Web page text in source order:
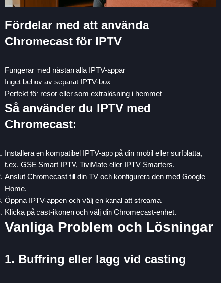
Fördelar med att använda
Chromecast för IPTV
Fungerar med nästan alla IPTV-appar
Inget behov av separat IPTV-box
Perfekt för resor eller som extralösning i hemmet
Så använder du IPTV med
Chromecast:
Installera en kompatibel IPTV-app på din mobil eller surfplatta,
t.ex. GSE Smart IPTV, TiviMate eller IPTV Smarters.
Anslut Chromecast till din TV och konfigurera den med Google
Home.
Öppna IPTV-appen och välj en kanal att streama.
Klicka på cast-ikonen och välj din Chromecast-enhet.
Vanliga Problem och Lösningar
1. Buffring eller lagg vid casting